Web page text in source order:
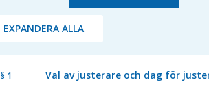
EXPANDERA ALLA
§ 1 Val av justerare och dag för